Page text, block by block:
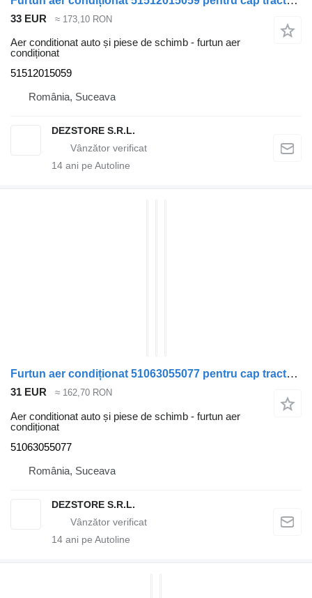
33 EUR ≈ 173,10 RON
Aer conditionat auto și piese de schimb - furtun aer
condiționat
51512015059
România, Suceava
DEZSTORE S.R.L.
14 ani pe Autoline
Furtun aer condiționat 51063055077 pentru cap tractor MAN TGX
31 EUR ≈ 162,70 RON
Aer conditionat auto și piese de schimb - furtun aer
condiționat
51063055077
România, Suceava
DEZSTORE S.R.L.
14 ani pe Autoline